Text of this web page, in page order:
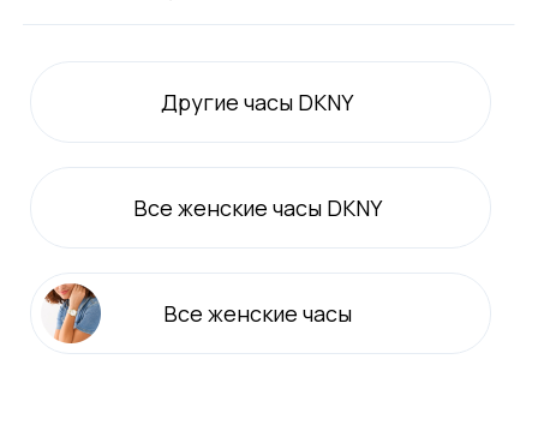
Другие часы DKNY
Все женские часы DKNY
Все женские часы